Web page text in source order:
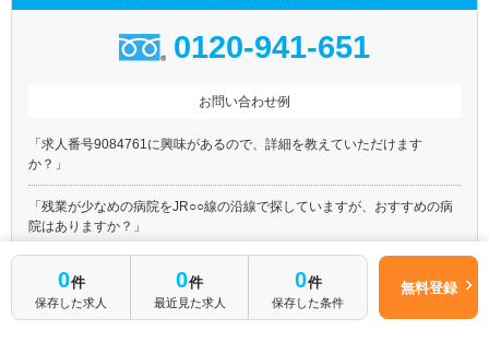
0件
保存した求人
0件
最近見た求人
0件
保存した条件
無料登録
0120-941-651
お問い合わせ例
「求人番号9084761に興味があるので、詳細を教えていただけます
か？」
「残業が少なめの病院をJR○○線の沿線で探していますが、おすすめの病
院はありますか？」
「訪問リハビリの募集を都内で探しています。マイナビコメディカルに載
っている○○○○○以外におすすめの求人はありますか？」